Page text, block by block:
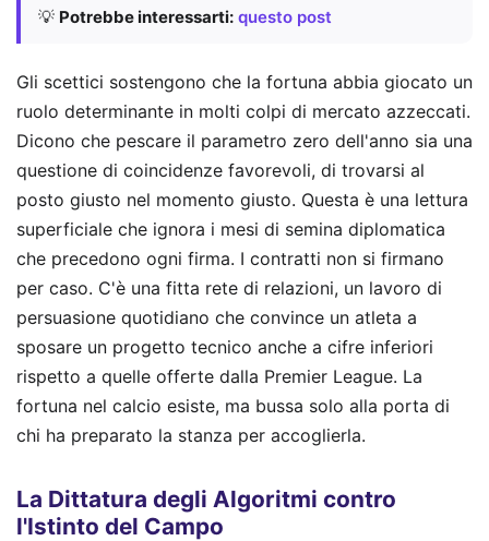
💡 Potrebbe interessarti: questo post
Gli scettici sostengono che la fortuna abbia giocato un
ruolo determinante in molti colpi di mercato azzeccati.
Dicono che pescare il parametro zero dell'anno sia una
questione di coincidenze favorevoli, di trovarsi al
posto giusto nel momento giusto. Questa è una lettura
superficiale che ignora i mesi di semina diplomatica
che precedono ogni firma. I contratti non si firmano
per caso. C'è una fitta rete di relazioni, un lavoro di
persuasione quotidiano che convince un atleta a
sposare un progetto tecnico anche a cifre inferiori
rispetto a quelle offerte dalla Premier League. La
fortuna nel calcio esiste, ma bussa solo alla porta di
chi ha preparato la stanza per accoglierla.
La Dittatura degli Algoritmi contro
l'Istinto del Campo